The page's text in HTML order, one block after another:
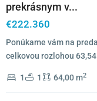
prekrásnym v...
€222.360
Ponúkame vám na
celkovou rozlohou
1 1 64,00 m2